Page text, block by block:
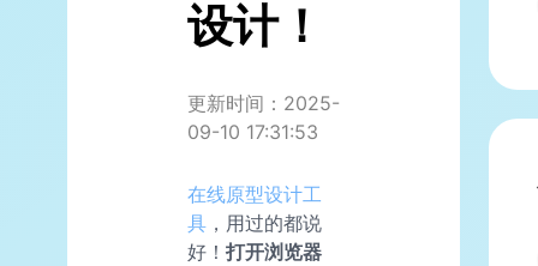
设计！
更新时间：2025-
09-10 17:31:53
在线原型设计工
具 ，用过的都说
好！ 打开浏览器